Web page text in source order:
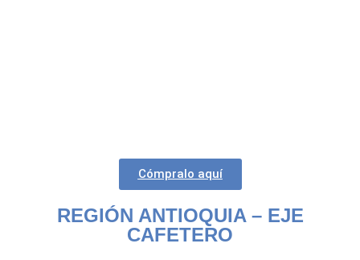
Cómpralo aquí
REGIÓN ANTIOQUIA – EJE
CAFETERO